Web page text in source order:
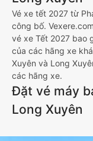
Vé xe tết 2027 từ
công bố.
vé xe Tết 2027 bao
của các hãng xe
Xuyên và Long
các hãng xe.
Đặt vé máy
Long Xuyên